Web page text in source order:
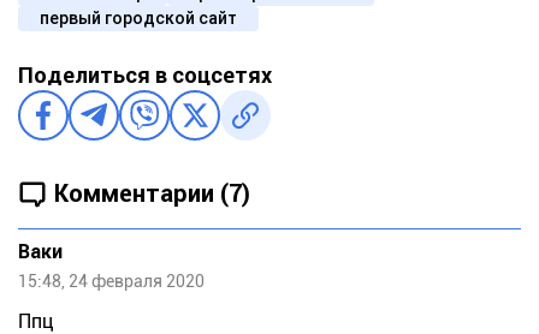
первый городской сайт
Поделиться в соцсетях
Комментарии (7)
Ваки
15:48, 24 февраля 2020
Ппц